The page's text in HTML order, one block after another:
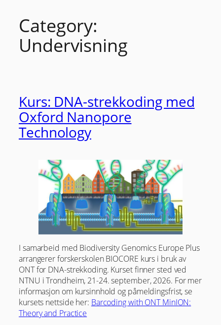
Skip
content
Category:
Undervisning
Kurs: DNA-strekkoding med
Oxford Nanopore
Technology
I samarbeid med Biodiversity Genomics Europe Plus
arrangerer forskerskolen BIOCORE kurs i bruk av
ONT for DNA-strekkoding. Kurset finner sted ved
NTNU i Trondheim, 21-24. september, 2026. For mer
informasjon om kursinnhold og påmeldingsfrist, se
kursets nettside her: Barcoding with ONT MinION:
Theory and Practice